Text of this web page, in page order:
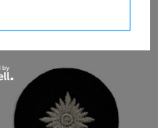
49,00 zł